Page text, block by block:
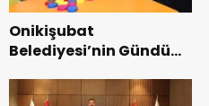
Onikişubat
Belediyesi’nin Gündüz
dönemin ön kayıtları